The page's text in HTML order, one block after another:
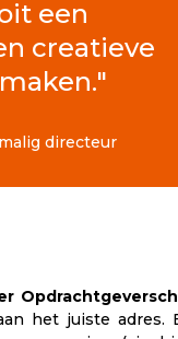
een
creatieve
directeur
het juiste adres.